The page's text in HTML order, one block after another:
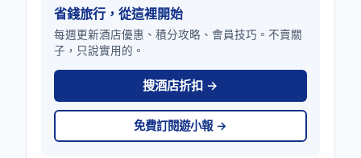
省錢旅行，從這裡開始
每週更新酒店優惠、積分攻略、會員技巧。不賣關
子，只說實用的。
搜酒店折扣 →
免費訂閱遊小報 →